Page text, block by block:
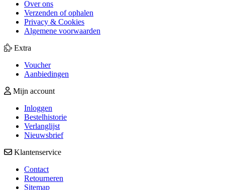
Over ons
Verzenden of ophalen
Privacy & Cookies
Algemene voorwaarden
Extra
Voucher
Aanbiedingen
Mijn account
Inloggen
Bestelhistorie
Verlanglijst
Nieuwsbrief
Klantenservice
Contact
Retourneren
Sitemap